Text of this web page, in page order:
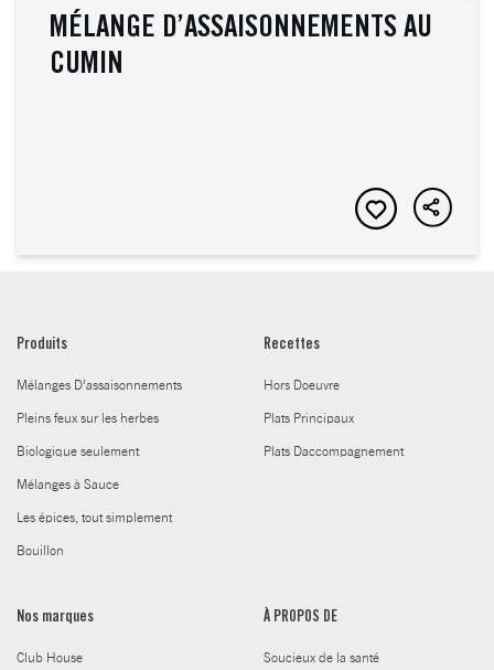
MÉLANGE D’ASSAISONNEMENTS AU
CUMIN
Produits
Mélanges D’assaisonnements
Pleins feux sur les herbes
Biologique seulement
Mélanges à Sauce
Les épices, tout simplement
Bouillon
Recettes
Hors Doeuvre
Plats Principaux
Plats Daccompagnement
Nos marques
Club House
À PROPOS DE
Soucieux de la santé